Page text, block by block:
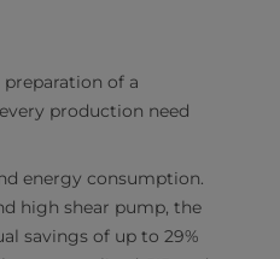
of a
production need
energy consumption.
high shear pump, the
savings of up to 29%